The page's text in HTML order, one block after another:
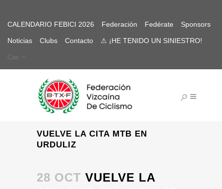
CALENDARIO FEBICI 2026 Federación Fedérate Sponsors
Noticias Clubs Contacto ⚠ ¡HE TENIDO UN SINIESTRO!
Cas
VUELVE LA CITA MTB EN
URDULIZ
28 OCT VUELVE LA